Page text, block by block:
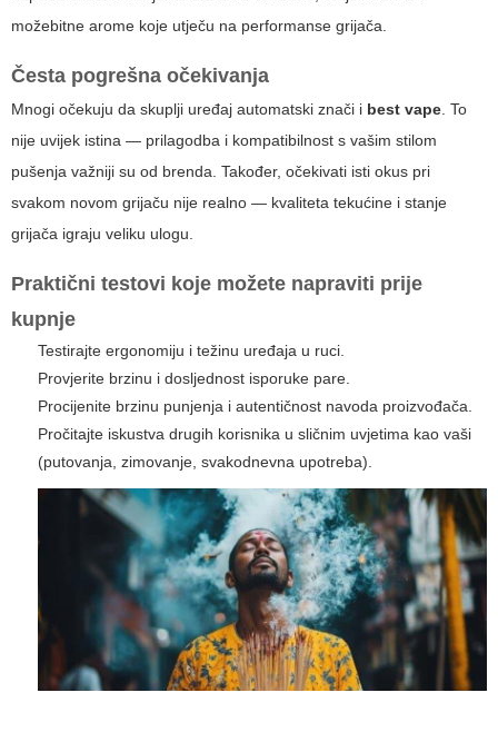
možebitne arome koje utječu na performanse grijača.
Česta pogrešna očekivanja
Mnogi očekuju da skuplji uređaj automatski znači i best vape. To
nije uvijek istina — prilagodba i kompatibilnost s vašim stilom
pušenja važniji su od brenda. Također, očekivati isti okus pri
svakom novom grijaču nije realno — kvaliteta tekućine i stanje
grijača igraju veliku ulogu.
Praktični testovi koje možete napraviti prije
kupnje
Testirajte ergonomiju i težinu uređaja u ruci.
Provjerite brzinu i dosljednost isporuke pare.
Procijenite brzinu punjenja i autentičnost navoda proizvođača.
Pročitajte iskustva drugih korisnika u sličnim uvjetima kao vaši
(putovanja, zimovanje, svakodnevna upotreba).